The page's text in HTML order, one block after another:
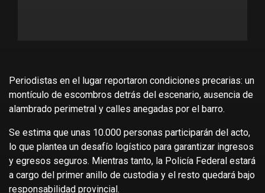
Periodistas en el lugar reportaron condiciones precarias: un
montículo de escombros detrás del escenario, ausencia de
alambrado perimetral y calles anegadas por el barro.
Se estima que unas 10.000 personas participarán del acto,
lo que plantea un desafío logístico para garantizar ingresos
y egresos seguros. Mientras tanto, la Policía Federal estará
a cargo del primer anillo de custodia y el resto quedará bajo
responsabilidad provincial.